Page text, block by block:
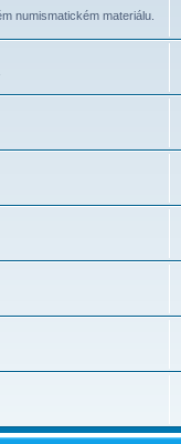
numismatickém materiálu.